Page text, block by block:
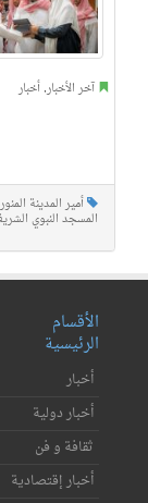
آخر الأخبار, أخبار
أمير المدينة
المسجد النبوي
الأقسام
الرئيسية
أخبار
أخبار دولية
ثقافة و فن
أخبار إقتصادية